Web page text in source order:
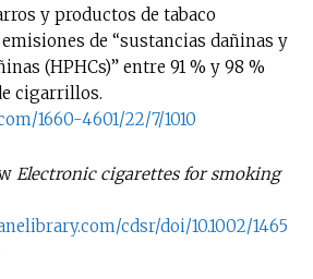
y productos de tabaco
de “sustancias dañinas y
(HPHCs)” entre 91 % y 98 %
cigarrillos.
1660-4601/22/7/1010
Electronic cigarettes for smoking
cdsr/doi/10.1002/1465